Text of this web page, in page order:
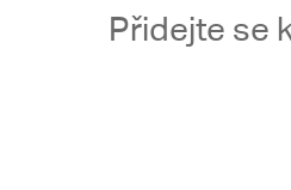
Přidejte se